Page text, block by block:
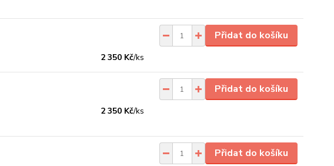
2 350 Kč/ks
Přidat do košíku
2 350 Kč/ks
Přidat do košíku
Přidat do košíku